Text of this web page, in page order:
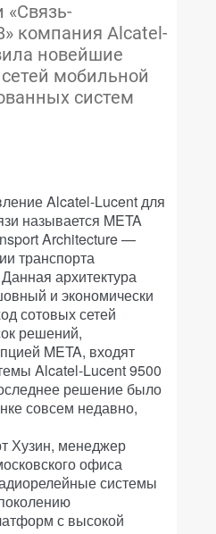
«Связь-
компания Alcatel-
новейшие
мобильной
систем
Alcatel-Lucent для
называется META
Architecture —
транспорта
архитектура
и экономически
сотовых сетей
решений,
META, входят
Alcatel-Lucent 9500
решение было
совсем недавно,
Хузин, менеджер
офиса
системы
с высокой